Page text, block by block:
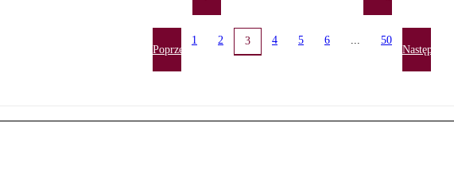
Poprzednia
1 2 3 4 5 6 ... 50
Następna